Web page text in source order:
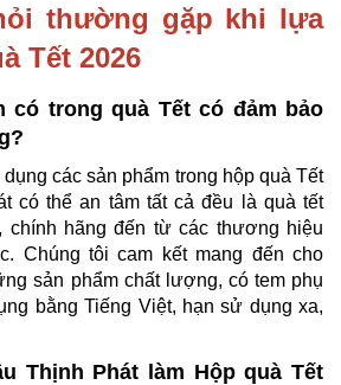
thường gặp khi lựa
Tết 2026
có trong quà Tết có đảm bảo
các sản phẩm trong hộp quà Tết
có thể an tâm tất cả đều là quà tết
chính hãng đến từ các thương hiệu
Chúng tôi cam kết mang đến cho
sản phẩm chất lượng, có tem phụ
bằng Tiếng Việt, hạn sử dụng xa,
Thịnh Phát làm Hộp quà Tết